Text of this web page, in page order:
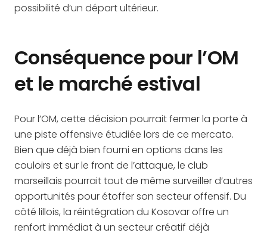
possibilité d’un départ ultérieur.
Conséquence pour l’OM
et le marché estival
Pour l’OM, cette décision pourrait fermer la porte à
une piste offensive étudiée lors de ce mercato.
Bien que déjà bien fourni en options dans les
couloirs et sur le front de l’attaque, le club
marseillais pourrait tout de même surveiller d’autres
opportunités pour étoffer son secteur offensif. Du
côté lillois, la réintégration du Kosovar offre un
renfort immédiat à un secteur créatif déjà